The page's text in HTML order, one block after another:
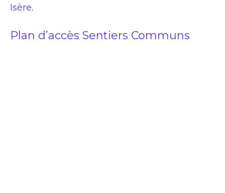
Isère.
Plan d’accès Sentiers Communs